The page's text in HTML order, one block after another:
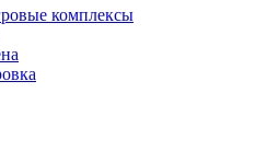
комплексы